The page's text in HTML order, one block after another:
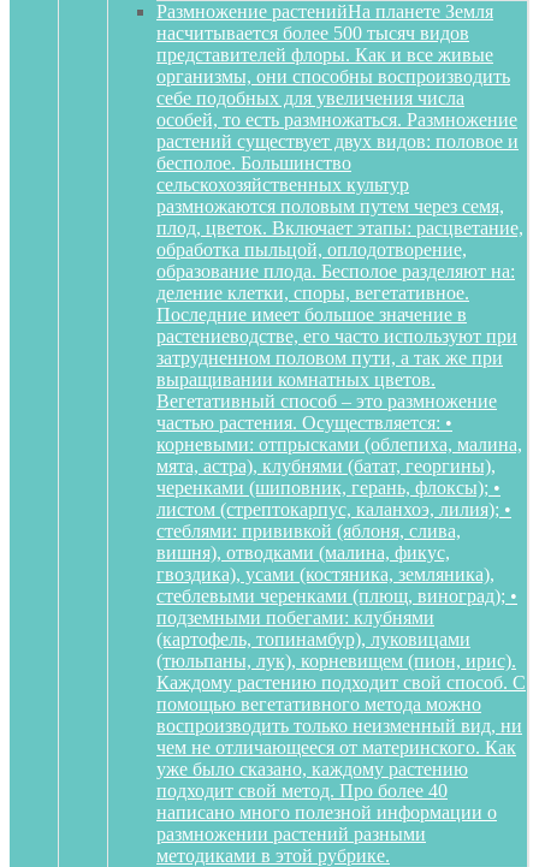
Размножение растенийНа планете Земля
насчитывается более 500 тысяч видов
представителей флоры. Как и все живые
организмы, они способны воспроизводить
себе подобных для увеличения числа
особей, то есть размножаться. Размножение
растений существует двух видов: половое и
бесполое. Большинство
сельскохозяйственных культур
размножаются половым путем через семя,
плод, цветок. Включает этапы: расцветание,
обработка пыльцой, оплодотворение,
образование плода. Бесполое разделяют на:
деление клетки, споры, вегетативное.
Последние имеет большое значение в
растениеводстве, его часто используют при
затрудненном половом пути, а так же при
выращивании комнатных цветов.
Вегетативный способ – это размножение
частью растения. Осуществляется: •
корневыми: отпрысками (облепиха, малина,
мята, астра), клубнями (батат, георгины),
черенками (шиповник, герань, флоксы); •
листом (стрептокарпус, каланхоэ, лилия); •
стеблями: прививкой (яблоня, слива,
вишня), отводками (малина, фикус,
гвоздика), усами (костяника, земляника),
стеблевыми черенками (плющ, виноград); •
подземными побегами: клубнями
(картофель, топинамбур), луковицами
(тюльпаны, лук), корневищем (пион, ирис).
Каждому растению подходит свой способ. С
помощью вегетативного метода можно
воспроизводить только неизменный вид, ни
чем не отличающееся от материнского. Как
уже было сказано, каждому растению
подходит свой метод. Про более 40
написано много полезной информации о
размножении растений разными
методиками в этой рубрике.